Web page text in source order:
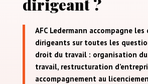
dirigeant ?
AFC Ledermann accompagne les
dirigeants sur toutes les
droit du travail : organisation
travail, restructuration
accompagnement au